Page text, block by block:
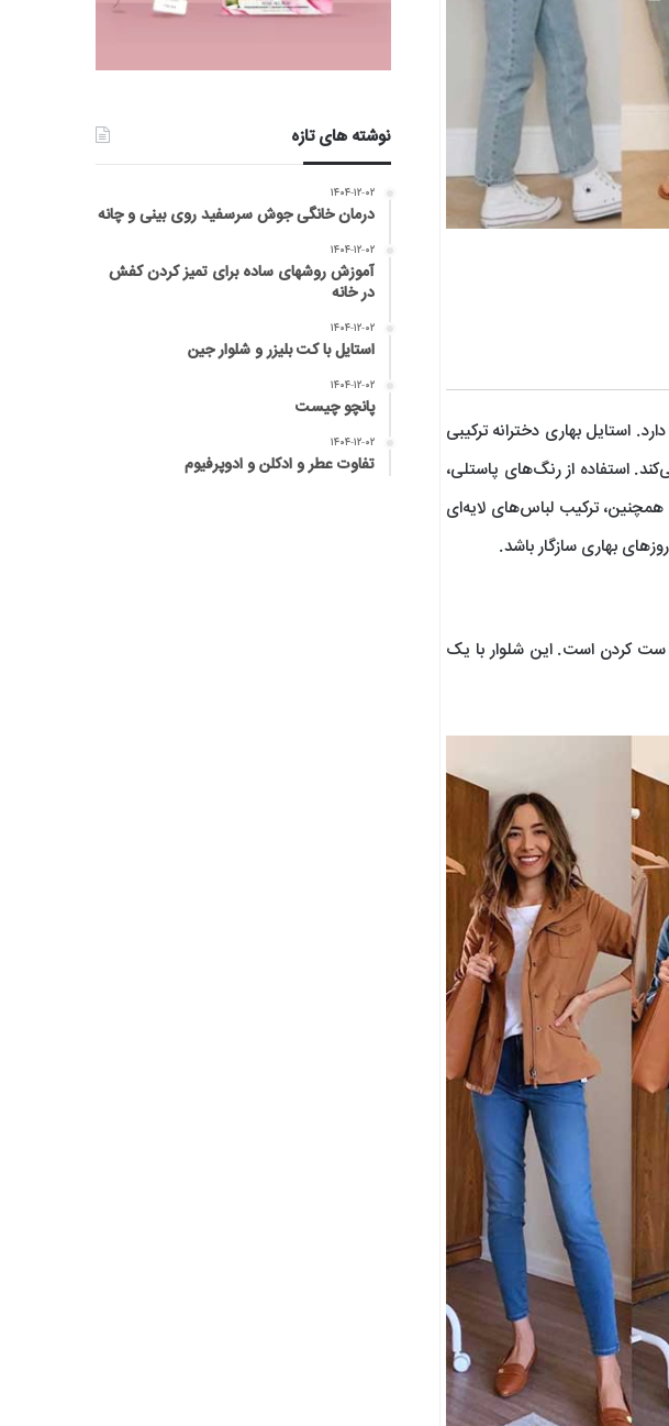
استایل بهاری دخترانه ترکیبی
استفاده از رنگ‌های پاستلی،
ترکیب لباس‌های لایه‌ای
بهاری سازگار باشد.
ست کردن است. این شلوار با یک
نوشته های تازه
۱۴۰۴-۱۲-۰۲
درمان خانگی جوش سرسفید روی بینی و چانه
۱۴۰۴-۱۲-۰۲
آموزش روشهای ساده برای تمیز کردن کفش
در خانه
۱۴۰۴-۱۲-۰۲
استایل با کت بلیزر و شلوار جین
۱۴۰۴-۱۲-۰۲
پانچو چیست
۱۴۰۴-۱۲-۰۲
تفاوت عطر و ادکلن و ادوپرفیوم